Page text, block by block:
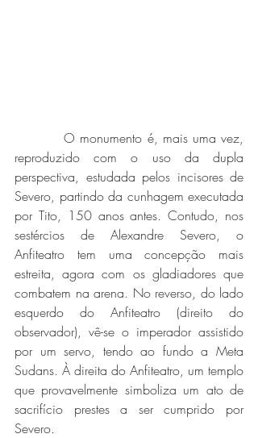
          O monumento é, mais uma vez,
reproduzido com o uso da dupla
perspectiva, estudada pelos incisores de
Severo, partindo da cunhagem executada
por Tito, 150 anos antes. Contudo, nos
sestércios de Alexandre Severo, o
Anfiteatro tem uma concepção mais
estreita, agora com os gladiadores que
combatem na arena. No reverso, do lado
esquerdo do Anfiteatro (direito do
observador), vê-se o imperador assistido
por um servo, tendo ao fundo a Meta
Sudans. À direita do Anfiteatro, um templo
que provavelmente simboliza um ato de
sacrifício prestes a ser cumprido por
Severo.